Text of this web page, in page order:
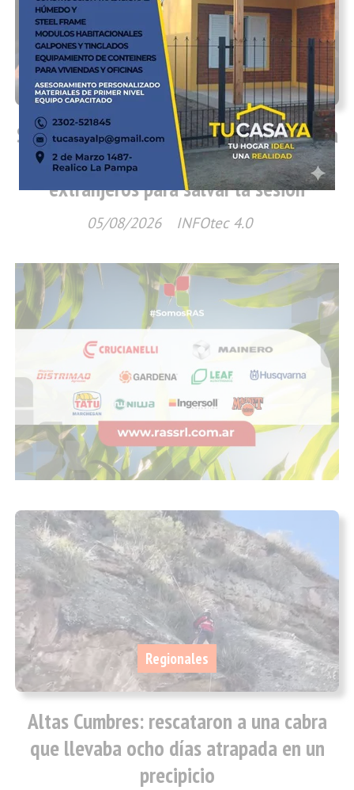
Sin respaldo, el oficialismo dio de baja la
cláusula de venta de tierras a
extranjeros para salvar la sesión
INFOtec 4.0
Política
05/08/2026
Altas Cumbres: rescataron a una cabra
que llevaba ocho días atrapada en un
precipicio
Regionales